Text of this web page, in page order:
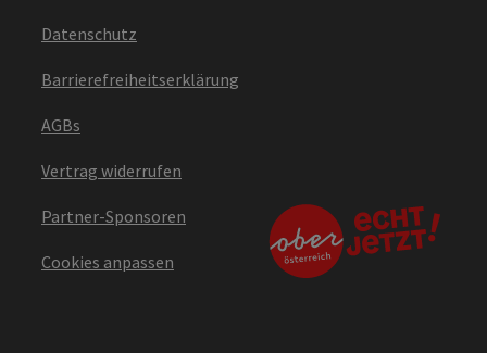
Datenschutz
Barrierefreiheitserklärung
AGBs
Vertrag widerrufen
Partner-Sponsoren
Cookies anpassen